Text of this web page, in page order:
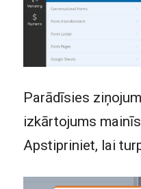
Parādīsies
izkārtojums
Apstipriniet, lai